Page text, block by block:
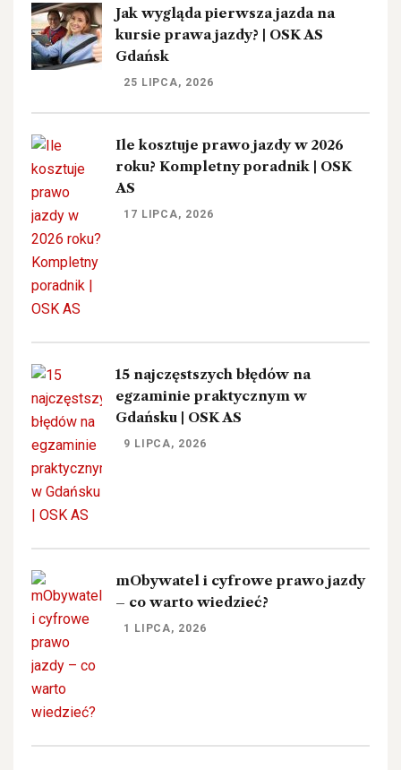
Jak wygląda pierwsza jazda na
kursie prawa jazdy? | OSK AS
Gdańsk
25 LIPCA, 2026
Ile kosztuje prawo jazdy w 2026
roku? Kompletny poradnik | OSK
AS
17 LIPCA, 2026
15 najczęstszych błędów na
egzaminie praktycznym w
Gdańsku | OSK AS
9 LIPCA, 2026
mObywatel i cyfrowe prawo jazdy
– co warto wiedzieć?
1 LIPCA, 2026